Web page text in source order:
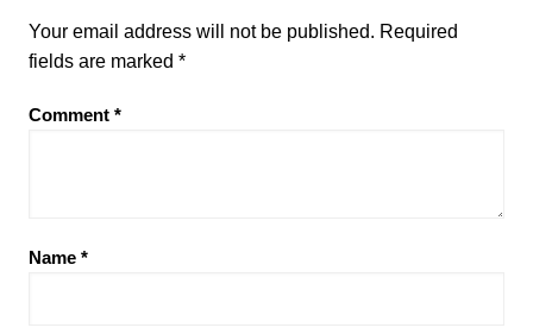
Your email address will not be published. Required
fields are marked *
Comment *
Name *